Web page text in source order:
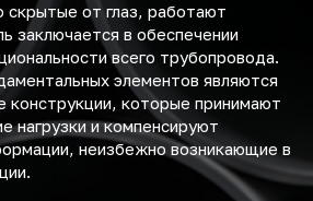
скрытые от глаз, работают
заключается в обеспечении
всего трубопровода.
элементов являются
конструкции, которые принимают
нагрузки и компенсируют
неизбежно возникающие в